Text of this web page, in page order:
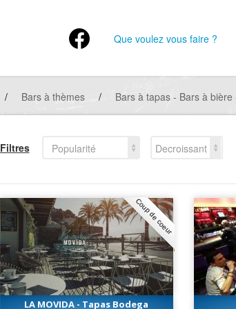
Que voulez vous faire ?
/ Bars à thèmes / Bars à tapas - Bars à
Filtres Popularité
Decroissant
Coup de coeur
LA MOVIDA - Tapas Bodega